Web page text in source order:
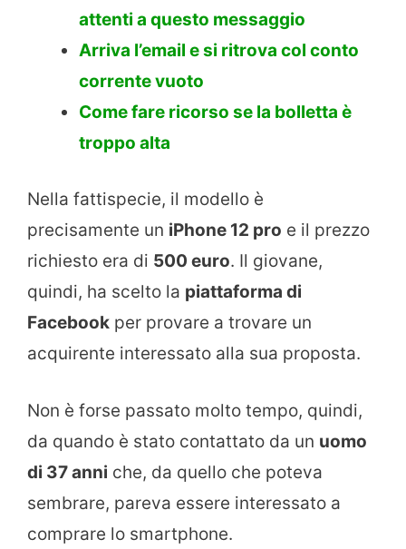
attenti a questo messaggio
Arriva l’email e si ritrova col conto
corrente vuoto
Come fare ricorso se la bolletta è
troppo alta
Nella fattispecie, il modello è
precisamente un iPhone 12 pro e il prezzo
richiesto era di 500 euro. Il giovane,
quindi, ha scelto la piattaforma di
Facebook per provare a trovare un
acquirente interessato alla sua proposta.
Non è forse passato molto tempo, quindi,
da quando è stato contattato da un uomo
di 37 anni che, da quello che poteva
sembrare, pareva essere interessato a
comprare lo smartphone.